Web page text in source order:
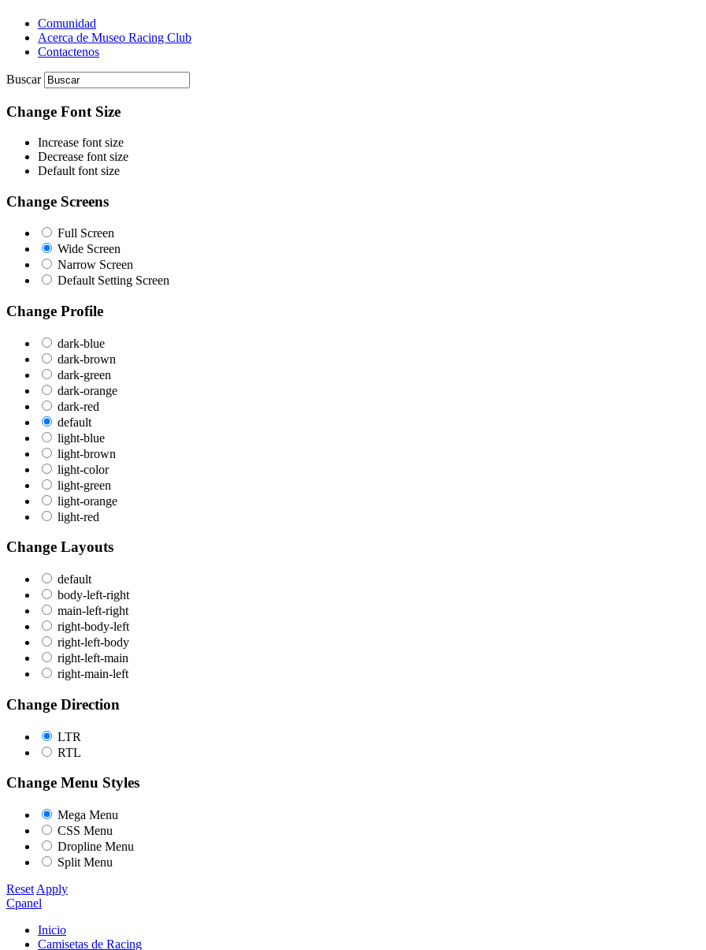
Comunidad
Acerca de Museo Racing Club
Contactenos
Buscar
Change Font Size
Increase font size
Decrease font size
Default font size
Change Screens
Full Screen
Wide Screen
Narrow Screen
Default Setting Screen
Change Profile
dark-blue
dark-brown
dark-green
dark-orange
dark-red
default
light-blue
light-brown
light-color
light-green
light-orange
light-red
Change Layouts
default
body-left-right
main-left-right
right-body-left
right-left-body
right-left-main
right-main-left
Change Direction
LTR
RTL
Change Menu Styles
Mega Menu
CSS Menu
Dropline Menu
Split Menu
Reset Apply
Cpanel
Inicio
Camisetas de Racing